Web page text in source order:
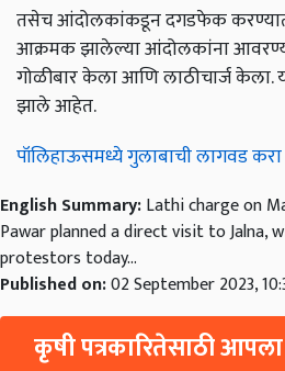
तसेच आंदोलकांकडून दगडफेक करण्यात
आक्रमक झालेल्या आंदोलकांना
गोळीबार केला आणि लाठीचार्ज
झाले आहेत.
पॉलिहाऊसमध्ये गुलाबाची लागवड
English Summary:Lathi charge on
Pawar planned a direct visit to Jalna,
protestors today...
Published on:02 September 2023,
कृषी पत्रकारितेसाठी आपला